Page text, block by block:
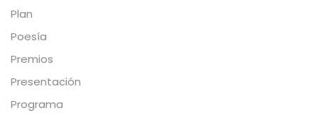
Plan
Poesía
Premios
Presentación
Programa